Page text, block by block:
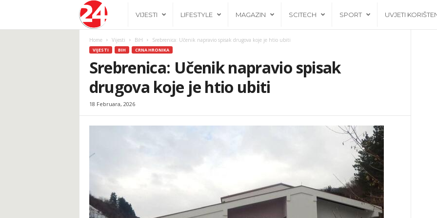
.
VIJESTI LIFESTYLE MAGAZIN SCITECH SPORT UVJETI
Home Vijesti BiH Srebrenica: Učenik napravio spisak drugova koje je htio ubiti
VIJESTI BIH CRNA HRONIKA
Srebrenica: Učenik napravio spisak
drugova koje je htio ubiti
18 Februara, 2026